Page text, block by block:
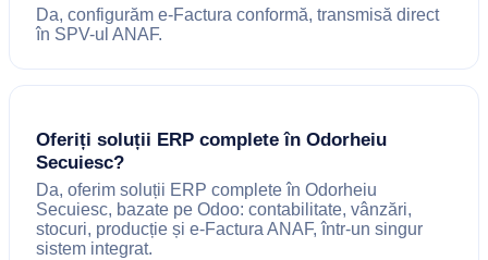
Da, configurăm e-Factura conformă, transmisă direct
în SPV-ul ANAF.
Oferiți soluții ERP complete în Odorheiu
Secuiesc?
Da, oferim soluții ERP complete în Odorheiu
Secuiesc, bazate pe Odoo: contabilitate, vânzări,
stocuri, producție și e-Factura ANAF, într-un singur
sistem integrat.